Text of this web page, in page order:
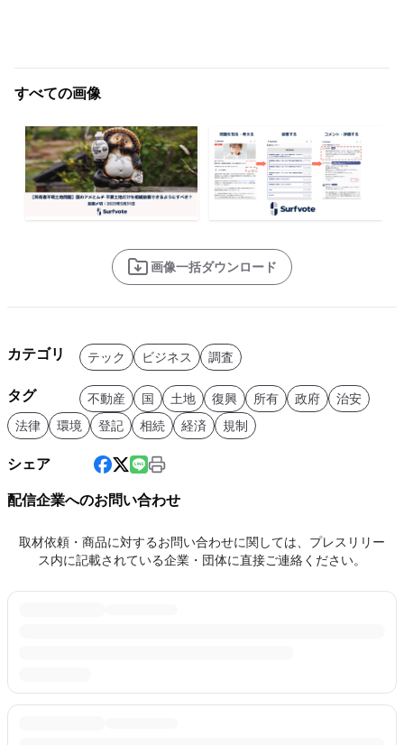
すべての画像
画像一括ダウンロード
カテゴリ テック ビジネス 調査
タグ 不動産 国 土地 復興 所有 政府
治安
法律
環境 登記 相続 経済 規制
シェア
配信企業へのお問い合わせ
取材依頼・商品に対するお問い合わせに関しては、プレスリリー
ス内に記載されている企業・団体に直接ご連絡ください。